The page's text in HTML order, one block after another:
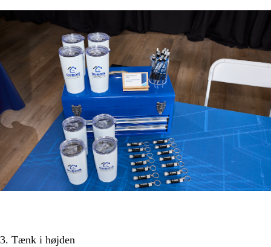
3. Tænk i højden